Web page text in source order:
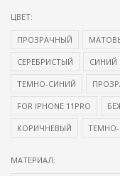
ЦВЕТ:
ПРОЗРАЧНЫЙ
СЕРЕБРИСТЫЙ СИНИЙ
ТЕМНО-СИНИЙ
FOR IPHONE 11PRO
КОРИЧНЕВЫЙ
МАТЕРИАЛ: